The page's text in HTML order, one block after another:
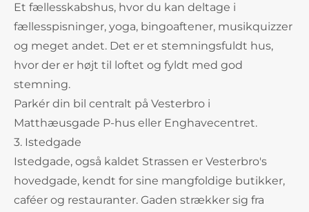
Et fællesskabshus, hvor du kan deltage i
fællesspisninger, yoga, bingoaftener, musikquizzer
og meget andet. Det er et stemningsfuldt hus,
hvor der er højt til loftet og fyldt med god
stemning.
Parkér din bil centralt på Vesterbro i
Matthæusgade P-hus eller Enghavecentret.
3. Istedgade
Istedgade, også kaldet Strassen er Vesterbro's
hovedgade, kendt for sine mangfoldige butikker,
caféer og restauranter. Gaden strækker sig fra